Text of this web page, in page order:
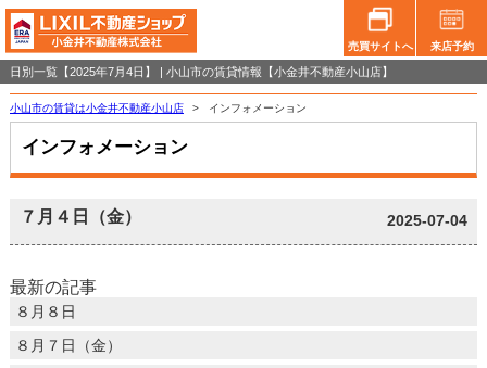
売買サイトへ 来店予約
日別一覧【2025年7月4日】 | 小山市の賃貸情報【小金井不動産小山店】
小山市の賃貸は小金井不動産小山店 > インフォメーション
インフォメーション
７月４日（金） 2025-07-04
最新の記事
８月８日
８月７日（金）